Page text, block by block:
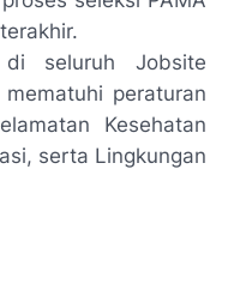
di seluruh Jobsite
peraturan
Kesehatan
serta Lingkungan